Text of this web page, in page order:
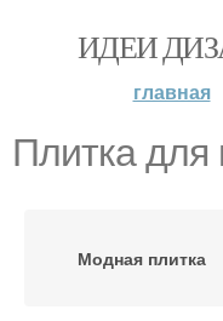
ИДЕИ
главная
Плитка для
Модная плитка